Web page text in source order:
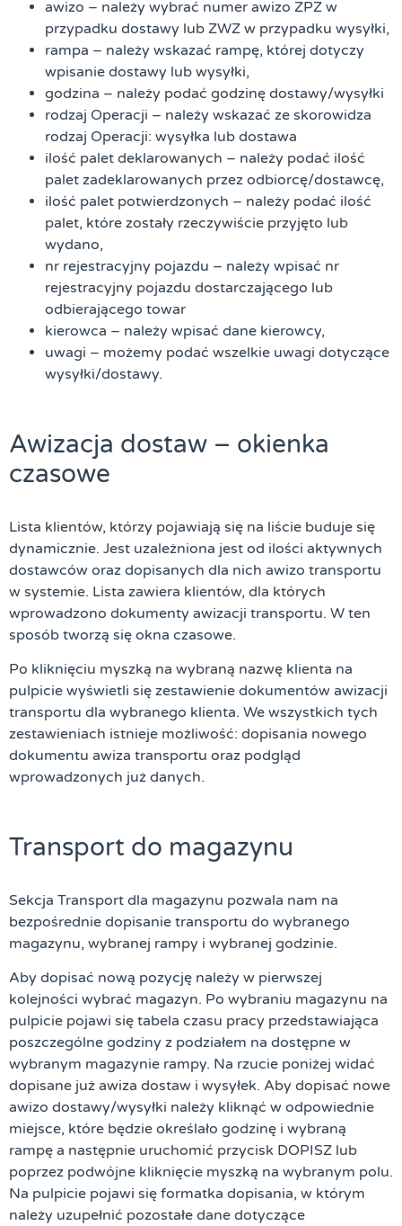
awizo – należy wybrać numer awizo ZPZ w
przypadku dostawy lub ZWZ w przypadku wysyłki,
rampa – należy wskazać rampę, której dotyczy
wpisanie dostawy lub wysyłki,
godzina – należy podać godzinę dostawy/wysyłki
rodzaj Operacji – należy wskazać ze skorowidza
rodzaj Operacji: wysyłka lub dostawa
ilość palet deklarowanych – należy podać ilość
palet zadeklarowanych przez odbiorcę/dostawcę,
ilość palet potwierdzonych – należy podać ilość
palet, które zostały rzeczywiście przyjęto lub
wydano,
nr rejestracyjny pojazdu – należy wpisać nr
rejestracyjny pojazdu dostarczającego lub
odbierającego towar
kierowca – należy wpisać dane kierowcy,
uwagi – możemy podać wszelkie uwagi dotyczące
wysyłki/dostawy.
Awizacja dostaw – okienka
czasowe
Lista klientów, którzy pojawiają się na liście buduje się
dynamicznie. Jest uzależniona jest od ilości aktywnych
dostawców oraz dopisanych dla nich awizo transportu
w systemie. Lista zawiera klientów, dla których
wprowadzono dokumenty awizacji transportu. W ten
sposób tworzą się okna czasowe.
Po kliknięciu myszką na wybraną nazwę klienta na
pulpicie wyświetli się zestawienie dokumentów awizacji
transportu dla wybranego klienta. We wszystkich tych
zestawieniach istnieje możliwość: dopisania nowego
dokumentu awiza transportu oraz podgląd
wprowadzonych już danych.
Transport do magazynu
Sekcja Transport dla magazynu pozwala nam na
bezpośrednie dopisanie transportu do wybranego
magazynu, wybranej rampy i wybranej godzinie.
Aby dopisać nową pozycję należy w pierwszej
kolejności wybrać magazyn. Po wybraniu magazynu na
pulpicie pojawi się tabela czasu pracy przedstawiająca
poszczególne godziny z podziałem na dostępne w
wybranym magazynie rampy. Na rzucie poniżej widać
dopisane już awiza dostaw i wysyłek. Aby dopisać nowe
awizo dostawy/wysyłki należy kliknąć w odpowiednie
miejsce, które będzie określało godzinę i wybraną
rampę a następnie uruchomić przycisk DOPISZ lub
poprzez podwójne kliknięcie myszką na wybranym polu.
Na pulpicie pojawi się formatka dopisania, w którym
należy uzupełnić pozostałe dane dotyczące